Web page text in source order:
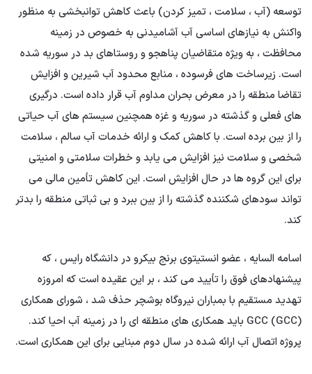
توسعه (آب ، سلامت ، تمیز کردن) باعث کاهش توانبخشی به منظور
واکنش به نیازهای اساسی آب آشامیدنی به خصوص در زمینه
محافظت ، به ویژه متقاضیان پناهجو و روستاهای بد در سوریه شده
است. زیرساخت های فرسوده ، منابع محدود آب شیرین و افزایش
تقاضا منطقه را در معرض بحران مداوم آب قرار داده است. درگیری
های فعلی و گذشته در سوریه و غزه همچنین سیستم های آب حیاتی
را از بین برده است. با کاهش کمک و ارائه خدمات آب سالم ، سلامت
شخصی و سلامت نیز افزایش می یابد و خطرات سلامتی و امنیتی
برای این گروه ها در حال افزایش است. این کاهش تأمین مالی می
تواند سودهای شکننده گذشته را از بین ببرد و بی ثباتی منطقه را بدتر
کند.
اسامه السایه ، عضو انستیتوی برنج بیکرو در دانشگاه رایس ، که
پیشنهادهای فوق را تأیید می کند ، بر این عقیده است که امروزه
تهدید مستقیم با بمباران نیروگاه بوشچر حذف شد ، شورای همکاری
GCC (GCC) باید همکاری های منطقه ای را در زمینه آب احیا کند.
پروژه اتصال آب ارائه شده در سال دوم مبنایی برای این همکاری است.